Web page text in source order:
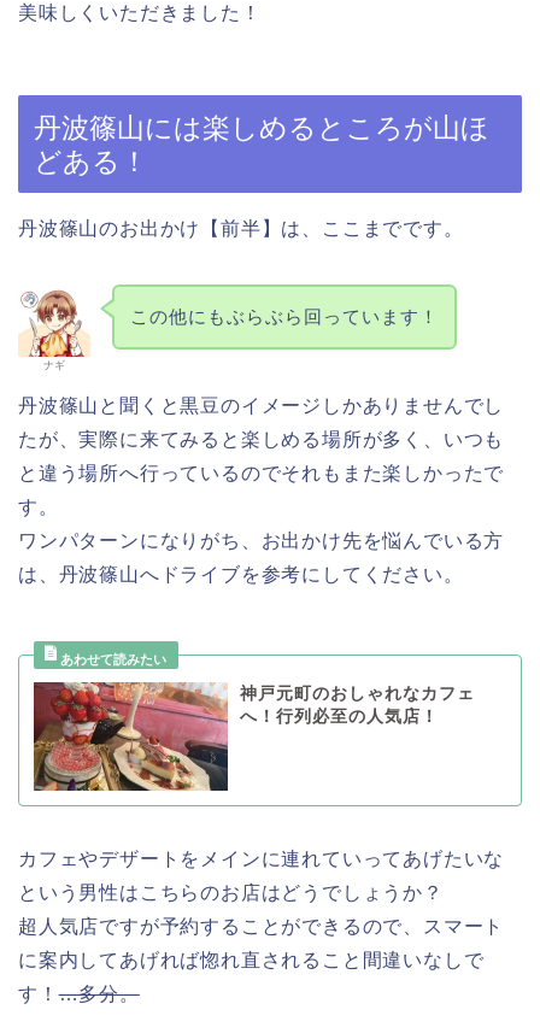
美味しくいただきました！
丹波篠山には楽しめるところが山ほ
どある！
丹波篠山のお出かけ【前半】は、ここまでです。
ナギ
この他にもぶらぶら回っています！
丹波篠山と聞くと黒豆のイメージしかありませんでし
たが、実際に来てみると楽しめる場所が多く、いつも
と違う場所へ行っているのでそれもまた楽しかったで
す。
ワンパターンになりがち、お出かけ先を悩んでいる方
は、丹波篠山へドライブを参考にしてください。
神戸元町のおしゃれなカフェ
へ！行列必至の人気店！
カフェやデザートをメインに連れていってあげたいな
という男性はこちらのお店はどうでしょうか？
超人気店ですが予約することができるので、スマート
に案内してあげれば惚れ直されること間違いなしで
す！…多分。